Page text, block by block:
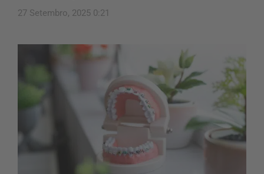
27 Setembro, 2025 0:21